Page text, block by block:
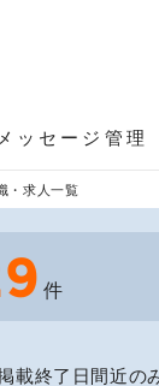
ッセージ管理
・求人一覧
件
載終了日間近の